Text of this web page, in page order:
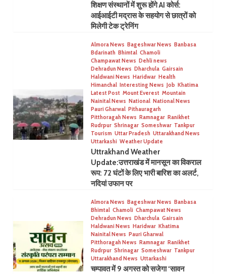
शिक्षण संस्थानों में शुरू होंगे AI कोर्स:
आईआईटी मद्रास के सहयोग से छात्रों को
मिलेगी टेक ट्रेनिंग
Almora News Bageshwar News Banbasa
Bdarinath Bhimtal Chamoli
Champawat News Dehli news
Dehradun News Dharchula Gairsain
Haldwani News Haridwar Health
Himanchal Interesting News Job Khatima
Latest Post Mount Everest Mountain
Nainital News National National News
Pauri Gharwal Pithauragarh
Pitthoragah News Ramnagar Ranikhet
Rudrpur Shrinagar Someshwar Tankpur
Tourism Uttar Pradesh Uttarakhand News
Uttarkashi Weather Update
Uttrakhand Weather
Update:उत्तराखंड में मानसून का विकराल
रूप: 72 घंटों के लिए भारी बारिश का अलर्ट,
नदियां उफान पर
Almora News Bageshwar News Banbasa
Bhimtal Chamoli Champawat News
Dehradun News Dharchula Gairsain
Haldwani News Haridwar Khatima
Nainital News Pauri Gharwal
Pitthoragah News Ramnagar Ranikhet
Rudrpur Shrinagar Someshwar Tankpur
Uttarakhand News Uttarkashi
चम्पावत में 9 अगस्त को सजेगा ‘सावन